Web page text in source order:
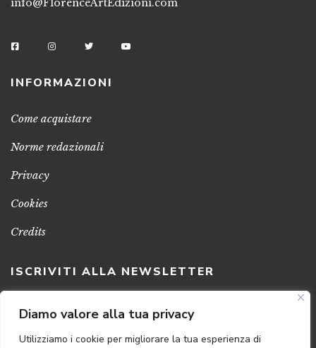
Diamo valore alla tua privacy
Utilizziamo i cookie per migliorare la tua esperienza di
INFORMAZIONI
Come acquistare
Norme redazionali
Privacy
Cookies
Credits
ISCRIVITI ALLA NEWSLETTER
Clicca sul pulsante per ricevere le nostre ultime novità,
notizie e promozioni